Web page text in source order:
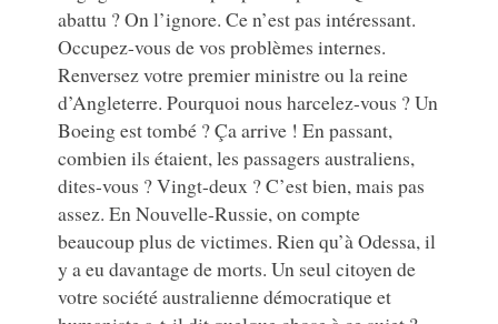
abattu ? On l’ignore. Ce n’est pas intéressant.
Occupez-vous de vos problèmes internes.
Renversez votre premier ministre ou la reine
d’Angleterre. Pourquoi nous harcelez-vous ? Un
Boeing est tombé ? Ça arrive ! En passant,
combien ils étaient, les passagers australiens,
dites-vous ? Vingt-deux ? C’est bien, mais pas
assez. En Nouvelle-Russie, on compte
beaucoup plus de victimes. Rien qu’à Odessa, il
y a eu davantage de morts. Un seul citoyen de
votre société australienne démocratique et